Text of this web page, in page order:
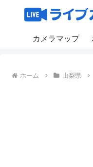
カメラマップ
ホーム 山梨県